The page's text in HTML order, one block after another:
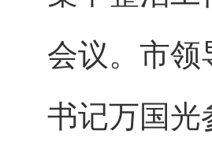
会议。市领
书记万国光